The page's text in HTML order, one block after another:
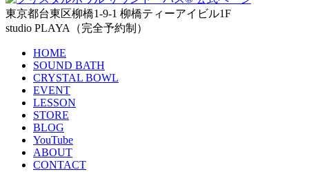
東京都台東区柳橋1-9-1 柳橋ティーアイビル1F
studio PLAYA（完全予約制）
HOME
SOUND BATH
CRYSTAL BOWL
EVENT
LESSON
STORE
BLOG
YouTube
ABOUT
CONTACT